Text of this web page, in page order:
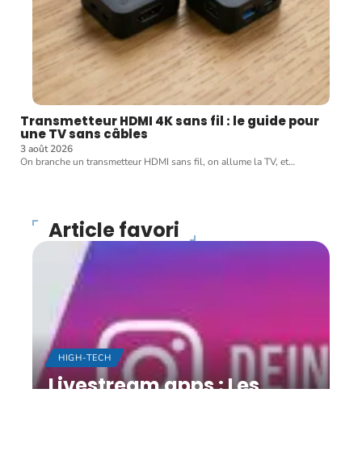
Transmetteur HDMI 4K sans fil : le guide pour
une TV sans câbles
3 août 2026
On branche un transmetteur HDMI sans fil, on allume la TV, et…
Article favori
HIGH-TECH
Livestream apps : Les